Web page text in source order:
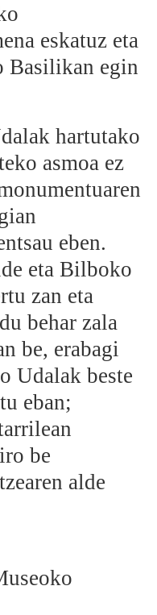
eskatuz eta
Basilikan egin
hartutako
asmoa ez
eben.
eta Bilboko
zan eta
behar zala
be, erabagi
Udalak beste
eban;
be
alde